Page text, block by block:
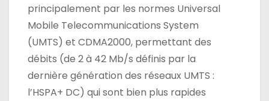
principalement par les normes Universal
Mobile Telecommunications System
(UMTS) et CDMA2000, permettant des
débits (de 2 à 42 Mb/s définis par la
dernière génération des réseaux UMTS :
l’HSPA+ DC) qui sont bien plus rapides